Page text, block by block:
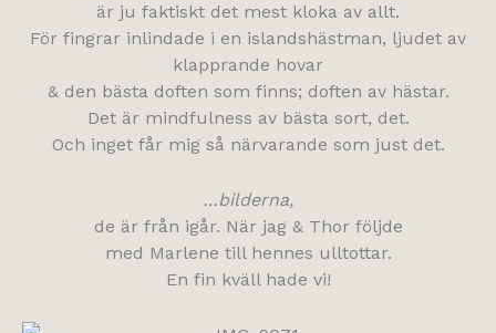
är ju faktiskt det mest kloka av allt.
För fingrar inlindade i en islandshästman, ljudet av
klapprande hovar
& den bästa doften som finns; doften av hästar.
Det är mindfulness av bästa sort, det.
Och inget får mig så närvarande som just det.
…bilderna,
de är från igår. När jag & Thor följde
med Marlene till hennes ulltottar.
En fin kväll hade vi!